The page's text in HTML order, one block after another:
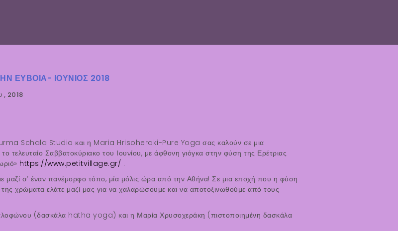
ΕΎΒΟΙΑ- ΙΟΎΝΙΟΣ 2018
, 2018
Schala Studio και η Maria Hrisoheraki-Pure Yoga σας καλούν σε μια
τελευταίο Σαββατοκύριακο του Ιουνίου, με άφθονη γιόγκα στην φύση της Ερέτριας
https://www.petitvillage.gr/ .
μαζί σ’ έναν πανέμορφο τόπο, μία μόλις ώρα από την Αθήνα! Σε μια εποχή που η φύση
χρώματα ελάτε μαζί μας για να χαλαρώσουμε και να αποτοξινωθούμε από τους
(δασκάλα hatha yoga) και η Μαρία Χρυσοχεράκη (πιστοποιημένη δασκάλα